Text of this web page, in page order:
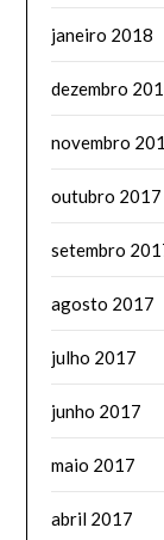
janeiro 2018
dezembro
novembro
outubro 2017
setembro
agosto 2017
julho 2017
junho 2017
maio 2017
abril 2017